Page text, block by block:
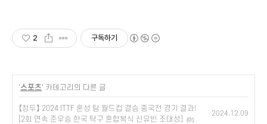
2 구독하기
'스포츠' 카테고리의 다른 글
【청두】 2024 ITTF 혼성 팀 월드컵 결승 중국전 경기 결과!
[2회 연속 준우승 한국 탁구 혼합복식 신유빈 조대성]
(0)
2024.12.09